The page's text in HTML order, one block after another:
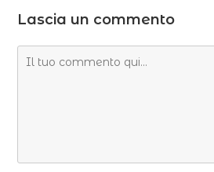
Lascia un commento